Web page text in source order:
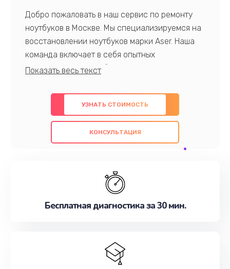
Добро пожаловать в наш сервис по ремонту
ноутбуков в Москве. Мы специализируемся на
восстановлении ноутбуков марки Aser. Наша
команда включает в себя опытных
профессионалов с обширными знаниями и
предлагаем быстрый и качественный ремонт с
использованием оригинальных компонентов, а
также гарантируем качество всех
проведенных работ. Наша цель - предоставить
наилучшим образом. Не медлите записаться на
УЗНАТЬ СТОИМОСТЬ
КОНСУЛЬТАЦИЯ
Бесплатная диагностика за 30 мин.